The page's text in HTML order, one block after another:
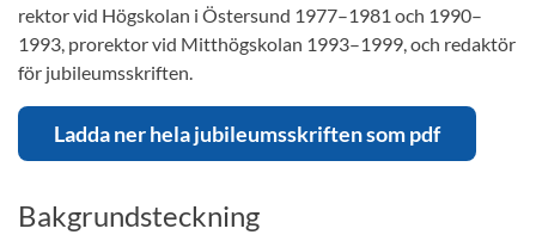
rektor vid Högskolan i Östersund 1977–1981 och 1990–
1993, prorektor vid Mitthögskolan 1993–1999, och redaktör
för jubileumsskriften.
Ladda ner hela jubileumsskriften som pdf
Bakgrundsteckning